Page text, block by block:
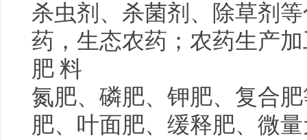
杀虫剂、杀菌剂、除草剂
药，生态农药；农药生产
肥 料
氮肥、磷肥、钾肥、复合
肥、叶面肥、缓释肥、微